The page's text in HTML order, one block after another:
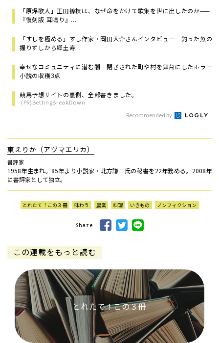
「原爆歌人」正田篠枝は、なぜ命をかけて歌集を世に出したのか——
『復刻版 耳鳴り』...
「すしを極める」すし作家・岡田大介さんインタビュー 釣った魚の
握りずしから郷土寿...
幸せなコミュニティに潜む闇 閉ざされた町や村を舞台にしたホラー
小説の収穫3点
競馬予想サイトの裏側、全部書きました。
(PR)BettingBreakDown
Recommended by
東えりか（アヅマエリカ）
書評家
1958年生まれ。85年より小説家・北方謙三氏の秘書を22年務める。2008年
に書評家として独立。
とれたて！この３冊 味わう 農業 料理 いきもの ノンフィクション
Share
この連載をもっと読む
とれたて！この３冊